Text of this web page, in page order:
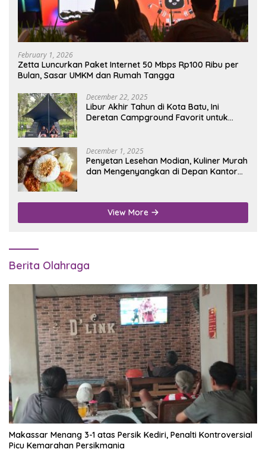
February 1, 2026
Zetta Luncurkan Paket Internet 50 Mbps Rp100 Ribu per
Bulan, Sasar UMKM dan Rumah Tangga
December 22, 2025
Libur Akhir Tahun di Kota Batu, Ini
Deretan Campground Favorit untuk
December 1, 2025
Penyetan Lesehan Modian, Kuliner Murah
dan Mengenyangkan di Depan Kantor
View More
Berita Olahraga
Makassar Menang 3-1 atas Persik Kediri, Penalti Kontroversial
Picu Kemarahan Persikmania